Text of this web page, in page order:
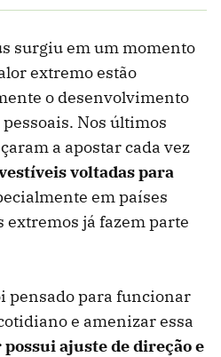
surgiu em um momento
extremo estão
o desenvolvimento
Nos últimos
a apostar cada vez
voltadas para
em países
extremos já fazem parte
pensado para funcionar
e amenizar essa
possui ajuste de direção e